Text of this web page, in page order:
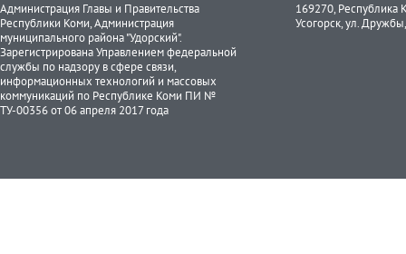
Администрация Главы и Правительства
Республики Коми, Администрация
муниципального района "Удорский".
Зарегистрирована Управлением федеральной
службы по надзору в сфере связи,
информационных технологий и массовых
коммуникаций по Республике Коми ПИ №
ТУ-00356 от 06 апреля 2017 года
169270, Республика
Усогорск, ул.